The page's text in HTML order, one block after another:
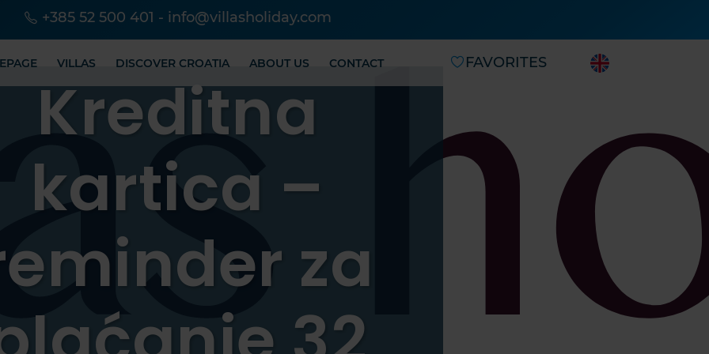
+385 52 500 401 - info@villasholiday.com
VILLAS DISCOVER CROATIA ABOUT US CONTACT FAVORITES
Kreditna
kartica –
za